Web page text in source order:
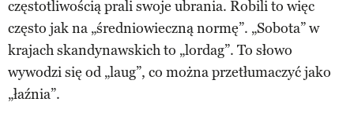
częstotliwością prali swoje ubrania. Robili to więc
często jak na „średniowieczną normę”. „Sobota” w
krajach skandynawskich to „lordag”. To słowo
wywodzi się od „laug”, co można przetłumaczyć jako
„łaźnia”.